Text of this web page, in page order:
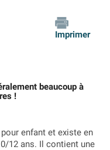
Imprimer
beaucoup à
!
enfant et existe en
12 ans. Il contient une